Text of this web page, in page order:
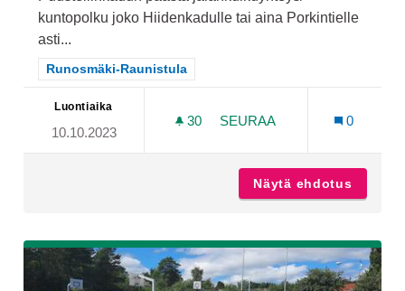
kuntopolku joko Hiidenkadulle tai aina Porkintielle
asti...
Rajaa tulokset teeman mukaan: Runosmäki-Raunistula
Runosmäki-Raunistula
Luontiaika
10.10.2023
30 30 SEURAAJAA
SEURAA
0
Näytä ehdotus